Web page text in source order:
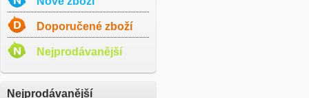
Doporučené zboží
Nejprodávanější
Nejprodávanější